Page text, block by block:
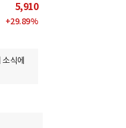
5,910
+29.89%
식에